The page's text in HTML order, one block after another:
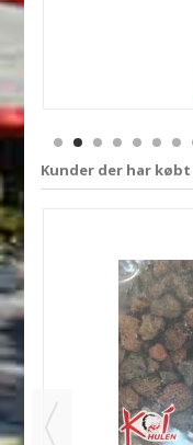
Kunder der har